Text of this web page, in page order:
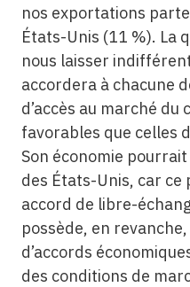
nos exportations
États-Unis (11 %). La
nous laisser
accordera à chacune
d’accès au marché
favorables que celles
Son économie
des États-Unis, car ce
accord de libre-
possède, en
d’accords
des conditions de